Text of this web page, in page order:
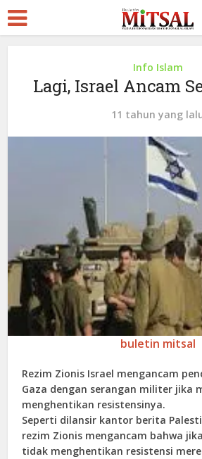
Info Islam
Lagi, Israel Ancam
11 tahun yang
buletin mitsal
Rezim Zionis Israel mengancam
Gaza dengan serangan militer jika
menghentikan resistensinya.
Seperti dilansir kantor berita
rezim Zionis mengancam bahwa
tidak menghentikan resistensi